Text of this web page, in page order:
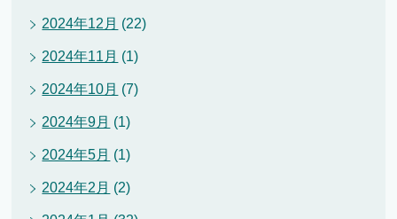
2024年12月 (22)
2024年11月 (1)
2024年10月 (7)
2024年9月 (1)
2024年5月 (1)
2024年2月 (2)